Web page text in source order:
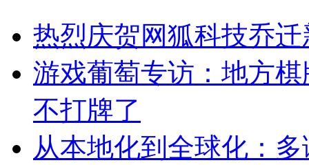
热烈庆贺网狐科技乔迁
游戏葡萄专访：地方
不打牌了
从本地化到全球化：